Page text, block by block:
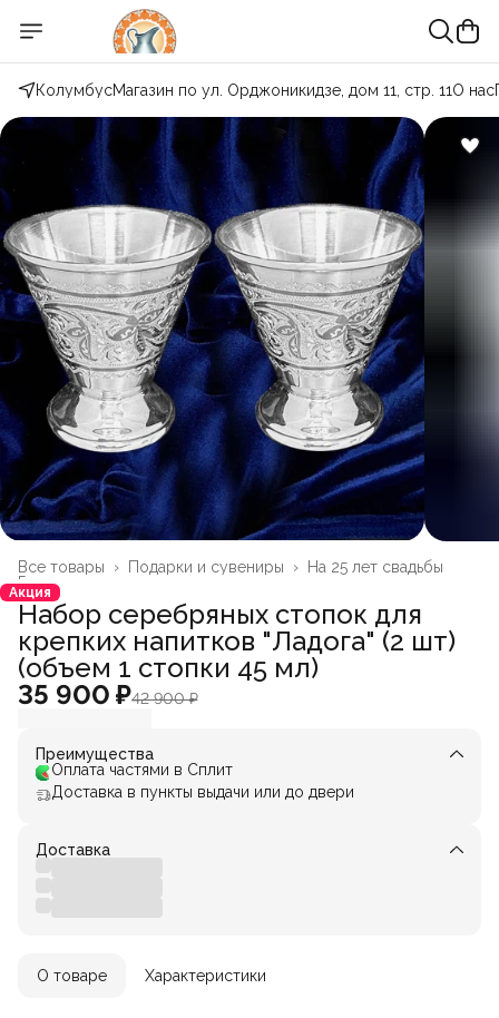
КолумбусМагазин по ул. Орджоникидзе, дом 11, стр. 11О нас
На 25 лет свадьбы
Подарки и сувениры ›
Все товары
›
Главная
Акция
Набор серебряных стопок для
крепких напитков "Ладога" (2 шт)
(объем 1 стопки 45 мл)
35 900 ₽42 900 ₽
Преимущества
Оплата частями в Сплит
Доставка в пункты выдачи или до двери
Доставка
О товаре Характеристики